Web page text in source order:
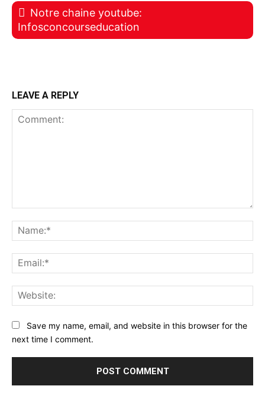
Notre chaine youtube:
Infosconcourseducation
LEAVE A REPLY
Save my name, email, and website in this browser for the
next time I comment.